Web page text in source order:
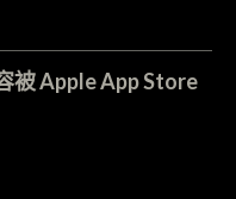
被 Apple App Store